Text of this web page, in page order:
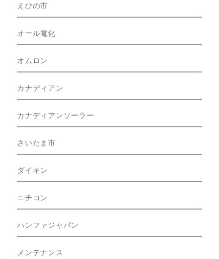
えびの市
オール電化
オムロン
カナディアン
カナディアンソーラー
さいたま市
ダイキン
ニチコン
ハンファジャパン
メンテナンス